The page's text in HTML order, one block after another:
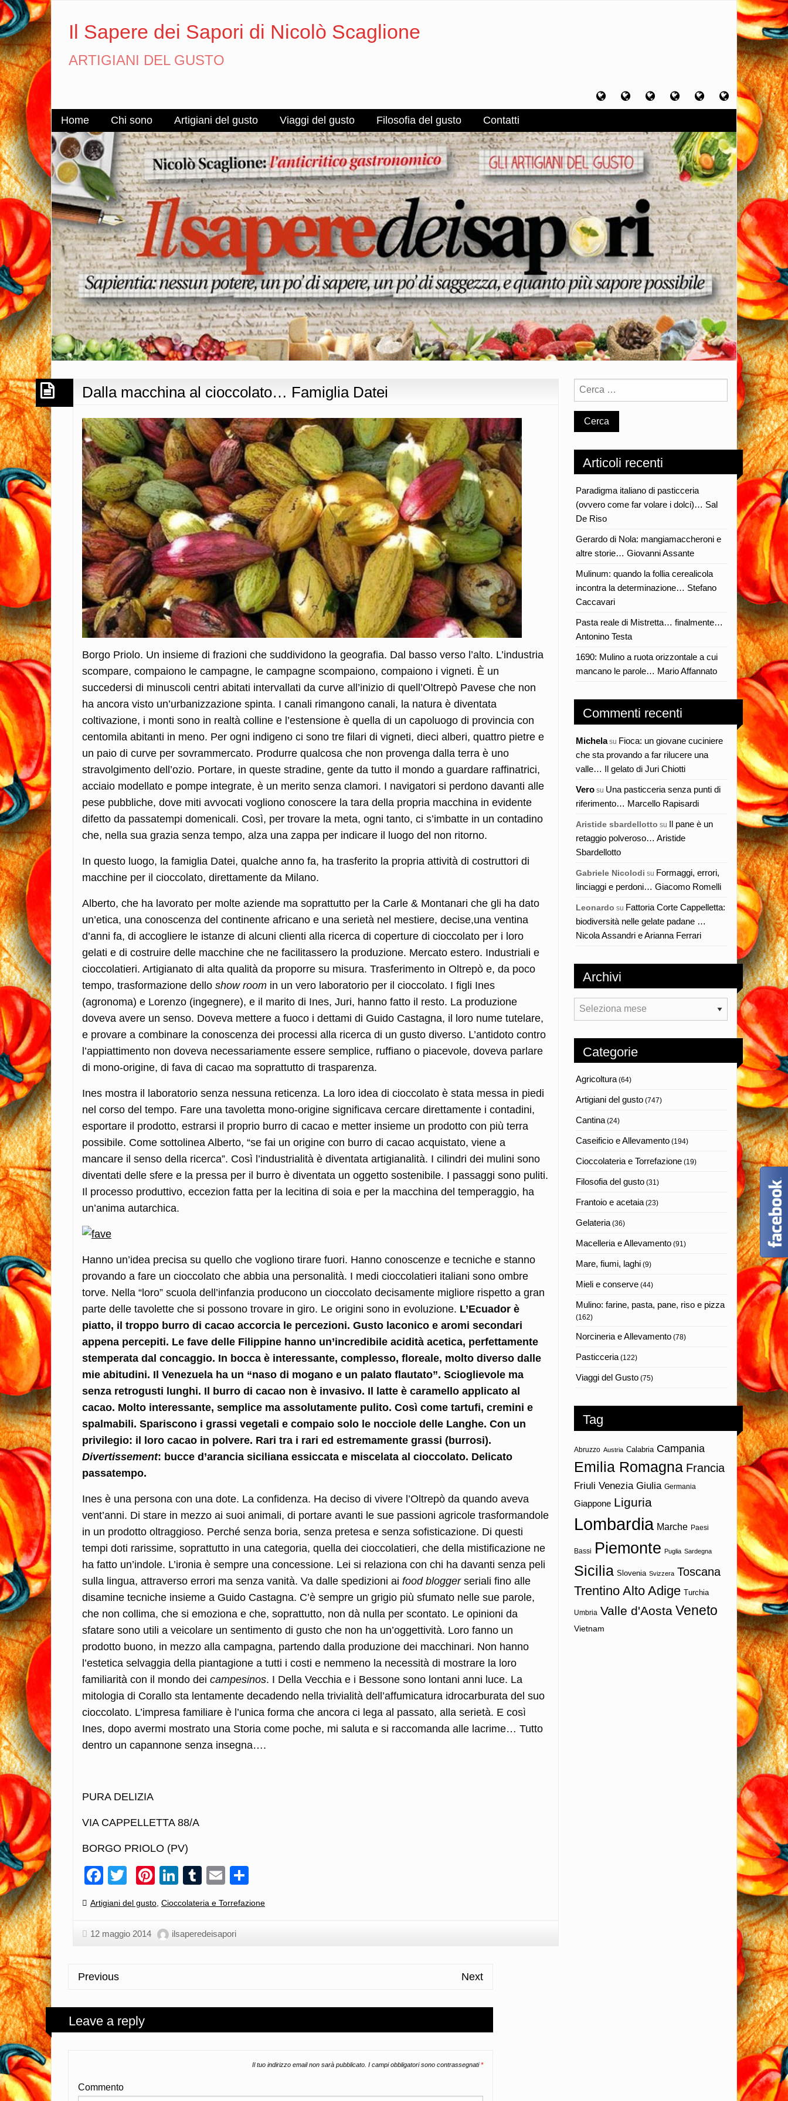
Il Sapere dei Sapori di Nicolò Scaglione
ARTIGIANI DEL GUSTO
Home Chi
sono
Artigiani
del
Viaggi
del
Filosofia
del
Contatti
Home Chi sono Artigiani del gusto Viaggi del gusto Filosofia del gusto Contatti
Dalla macchina al cioccolato… Famiglia Datei
Borgo Priolo. Un insieme di frazioni che suddividono la geografia. Dal basso verso l’alto. L’industria
scompare, compaiono le campagne, le campagne scompaiono, compaiono i vigneti. È un
succedersi di minuscoli centri abitati intervallati da curve all’inizio di quell’Oltrepò Pavese che non
ha ancora visto un’urbanizzazione spinta. I canali rimangono canali, la natura è diventata
coltivazione, i monti sono in realtà colline e l’estensione è quella di un capoluogo di provincia con
centomila abitanti in meno. Per ogni indigeno ci sono tre filari di vigneti, dieci alberi, quattro pietre e
un paio di curve per sovrammercato. Produrre qualcosa che non provenga dalla terra è uno
stravolgimento dell’ozio. Portare, in queste stradine, gente da tutto il mondo a guardare raffinatrici,
acciaio modellato e pompe integrate, è un merito senza clamori. I navigatori si perdono davanti alle
pese pubbliche, dove miti avvocati vogliono conoscere la tara della propria macchina in evidente
difetto da passatempi domenicali. Così, per trovare la meta, ogni tanto, ci s’imbatte in un contadino
che, nella sua grazia senza tempo, alza una zappa per indicare il luogo del non ritorno.
In questo luogo, la famiglia Datei, qualche anno fa, ha trasferito la propria attività di costruttori di
macchine per il cioccolato, direttamente da Milano.
Alberto, che ha lavorato per molte aziende ma soprattutto per la Carle & Montanari che gli ha dato
un’etica, una conoscenza del continente africano e una serietà nel mestiere, decise,una ventina
d’anni fa, di accogliere le istanze di alcuni clienti alla ricerca di coperture di cioccolato per i loro
gelati e di costruire delle macchine che ne facilitassero la produzione. Mercato estero. Industriali e
cioccolatieri. Artigianato di alta qualità da proporre su misura. Trasferimento in Oltrepò e, da poco
tempo, trasformazione dello show room in un vero laboratorio per il cioccolato. I figli Ines
(agronoma) e Lorenzo (ingegnere), e il marito di Ines, Juri, hanno fatto il resto. La produzione
doveva avere un senso. Doveva mettere a fuoco i dettami di Guido Castagna, il loro nume tutelare,
e provare a combinare la conoscenza dei processi alla ricerca di un gusto diverso. L’antidoto contro
l’appiattimento non doveva necessariamente essere semplice, ruffiano o piacevole, doveva parlare
di mono-origine, di fava di cacao ma soprattutto di trasparenza.
Ines mostra il laboratorio senza nessuna reticenza. La loro idea di cioccolato è stata messa in piedi
nel corso del tempo. Fare una tavoletta mono-origine significava cercare direttamente i contadini,
esportare il prodotto, estrarsi il proprio burro di cacao e metter insieme un prodotto con più terra
possibile. Come sottolinea Alberto, “se fai un origine con burro di cacao acquistato, viene a
mancare il senso della ricerca”. Così l’industrialità è diventata artigianalità. I cilindri dei mulini sono
diventati delle sfere e la pressa per il burro è diventata un oggetto sostenibile. I passaggi sono puliti.
Il processo produttivo, eccezion fatta per la lecitina di soia e per la macchina del temperaggio, ha
un’anima autarchica.
Hanno un’idea precisa su quello che vogliono tirare fuori. Hanno conoscenze e tecniche e stanno
provando a fare un cioccolato che abbia una personalità. I medi cioccolatieri italiani sono ombre
torve. Nella “loro” scuola dell’infanzia producono un cioccolato decisamente migliore rispetto a gran
parte delle tavolette che si possono trovare in giro. Le origini sono in evoluzione. L’Ecuador è
piatto, il troppo burro di cacao accorcia le percezioni. Gusto laconico e aromi secondari
appena percepiti. Le fave delle Filippine hanno un’incredibile acidità acetica, perfettamente
stemperata dal concaggio. In bocca è interessante, complesso, floreale, molto diverso dalle
mie abitudini. Il Venezuela ha un “naso di mogano e un palato flautato”. Scioglievole ma
senza retrogusti lunghi. Il burro di cacao non è invasivo. Il latte è caramello applicato al
cacao. Molto interessante, semplice ma assolutamente pulito. Così come tartufi, cremini e
spalmabili. Spariscono i grassi vegetali e compaio solo le nocciole delle Langhe. Con un
privilegio: il loro cacao in polvere. Rari tra i rari ed estremamente grassi (burrosi).
Divertissement: bucce d’arancia siciliana essiccata e miscelata al cioccolato. Delicato
passatempo.
Ines è una persona con una dote. La confidenza. Ha deciso di vivere l’Oltrepò da quando aveva
vent’anni. Di stare in mezzo ai suoi animali, di portare avanti le sue passioni agricole trasformandole
in un prodotto oltraggioso. Perché senza boria, senza pretesa e senza sofisticazione. Di questi
tempi doti rarissime, soprattutto in una categoria, quella dei cioccolatieri, che della mistificazione ne
ha fatto un’indole. L’ironia è sempre una concessione. Lei si relaziona con chi ha davanti senza peli
sulla lingua, attraverso errori ma senza vanità. Va dalle spedizioni ai food bloggerseriali fino alle
disamine tecniche insieme a Guido Castagna. C’è sempre un grigio più sfumato nelle sue parole,
che non collima, che si emoziona e che, soprattutto, non dà nulla per scontato. Le opinioni da
sfatare sono utili a veicolare un sentimento di gusto che non ha un’oggettività. Loro fanno un
prodotto buono, in mezzo alla campagna, partendo dalla produzione dei macchinari. Non hanno
l’estetica selvaggia della piantagione a tutti i costi e nemmeno la necessità di mostrare la loro
familiarità con il mondo dei campesinos. I Della Vecchia e i Bessone sono lontani anni luce. La
mitologia di Corallo sta lentamente decadendo nella trivialità dell’affumicatura idrocarburata del suo
cioccolato. L’impresa familiare è l’unica forma che ancora ci lega al passato, alla serietà. E così
Ines, dopo avermi mostrato una Storia come poche, mi saluta e si raccomanda alle lacrime… Tutto
dentro un capannone senza insegna….
PURA DELIZIA
VIA CAPPELLETTA 88/A
BORGO PRIOLO (PV)
Facebook
TwitterPinterest
LinkedIn
Tumblr
Email
Categories:
Artigiani del gusto Cioccolateria e Torrefazione
12 maggio 2014 ilsaperedeisapori
Previous Next
Leave a reply
Il tuo indirizzo email non sarà pubblicato. I campi obbligatori sono contrassegnati*
Commento
Articoli recenti
Paradigma italiano di pasticceria
(ovvero come far volare i dolci)… Sal
De Riso
Gerardo di Nola: mangiamaccheroni e
altre storie… Giovanni Assante
Mulinum: quando la follia cerealicola
incontra la determinazione… Stefano
Caccavari
Pasta reale di Mistretta… finalmente…
Antonino Testa
1690: Mulino a ruota orizzontale a cui
mancano le parole… Mario Affannato
Commenti recenti
Michelasu Fioca: un giovane cuciniere
che sta provando a far rilucere una
valle… Il gelato di Juri Chiotti
Vero su Una pasticceria senza punti di
riferimento… Marcello Rapisardi
Aristide sbardellotto su Il pane è un
retaggio polveroso… Aristide
Sbardellotto
Gabriele Nicolodi su Formaggi, errori,
linciaggi e perdoni… Giacomo Romelli
Leonardo su Fattoria Corte Cappelletta:
biodiversità nelle gelate padane …
Nicola Assandri e Arianna Ferrari
Archivi
Archivi
Categorie
Agricoltura(64)
Artigiani del gusto (747)
Cantina(24)
Caseificio e Allevamento (194)
Cioccolateria e Torrefazione (19)
Filosofia del gusto (31)
Frantoio e acetaia(23)
Gelateria(36)
Macelleria e Allevamento (91)
Mare, fiumi, laghi (9)
Mieli e conserve (44)
Mulino: farine, pasta, pane, riso e pizza
(162)
Norcineria e Allevamento (78)
Pasticceria(122)
Viaggi del Gusto (75)
Tag
Abruzzo Austria Calabria Campania
Emilia Romagna Francia
Friuli Venezia Giulia Germania
Giappone Liguria
Lombardia Marche Paesi
Bassi Piemonte Puglia Sardegna
Sicilia Slovenia Svizzera Toscana
Trentino Alto Adige Turchia
Umbria Valle d'Aosta Veneto
Vietnam